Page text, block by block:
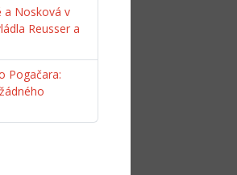
a Nosková v
Reusser a
Pogačara: